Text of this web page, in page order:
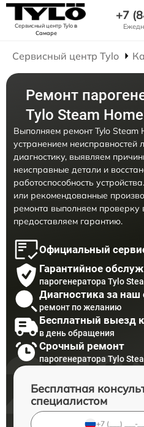
Сервисный центр Tyloв
Самаре
+7
Сервисный центр Tylo
Ремонт
Tylo Steam
Выполняем ремонт Tylo Steam
устранением
диагностику, выявляем
неисправные детали и
работоспособность
или рекомендованные
ремонта выполняем проверку
предоставляем гарантию.
Официальный
Гарантийное
парогенератора Tylo
Диагностика за наш
ремонт по желанию
Бесплатный выезд
в день обращения
Срочный ремонт
парогенератора Tylo
Бесплатная
специалистом